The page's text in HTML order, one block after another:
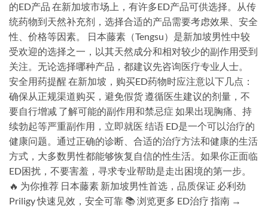
的ED产品 在新加坡市场上，有许多ED产品可供选择。从传
统药物到天然补充剂，选择合适的产品需要考虑效果、安全
性、价格等因素。 日本藤素（Tengsu）是新加坡男性中较
受欢迎的选择之一，以其天然成分和相对较少的副作用受到
关注。无论选择哪种产品，都建议先咨询医疗专业人士。
安全用药提醒 在新加坡，购买ED药物时应注意以下几点：
确保从正规渠道购买，避免假货 遵循医生建议的剂量，不
要自行增减 了解可能的副作用和禁忌症 如果出现胸痛、持
续勃起等严重副作用，立即就医 结语 ED是一个可以治疗的
健康问题。通过正确的诊断、合适的治疗方法和健康的生活
方式，大多数男性都能够恢复自信的性生活。如果你正面临
ED困扰，不要害羞，寻求专业帮助是走出困境的第一步。
🔥 为你推荐 日本藤素 新加坡男性首选，品质保证 必利劲
Priligy 快速见效，安全可靠 📚 浏览更多 ED治疗 指南 →